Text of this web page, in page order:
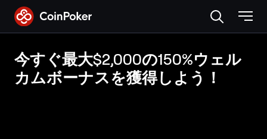
Skip
the
content今すぐ最大$2,000の150%ウェル
カムボーナスを獲得しよう！